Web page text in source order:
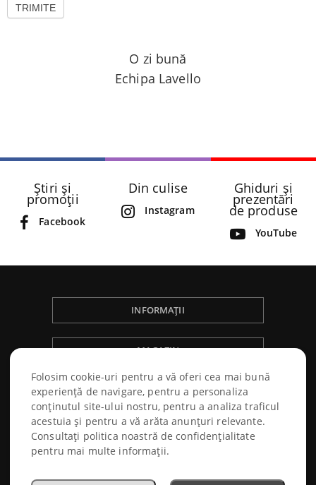
TRIMITE
O zi bună
Echipa Lavello
Știri și
promoții
Facebook
Din culise
Instagram
Ghiduri și
prezentări
de produse
YouTube
INFORMAȚII
MAGAZIN
NÁKUPNÝ PORIADOK
Folosim cookie-uri pentru a vă oferi cea mai bună
experiență de navigare, pentru a personaliza
conținutul site-ului nostru, pentru a analiza traficul
acestuia și pentru a vă arăta anunțuri relevante.
Consultați politica noastră de confidențialitate
pentru mai multe informații.